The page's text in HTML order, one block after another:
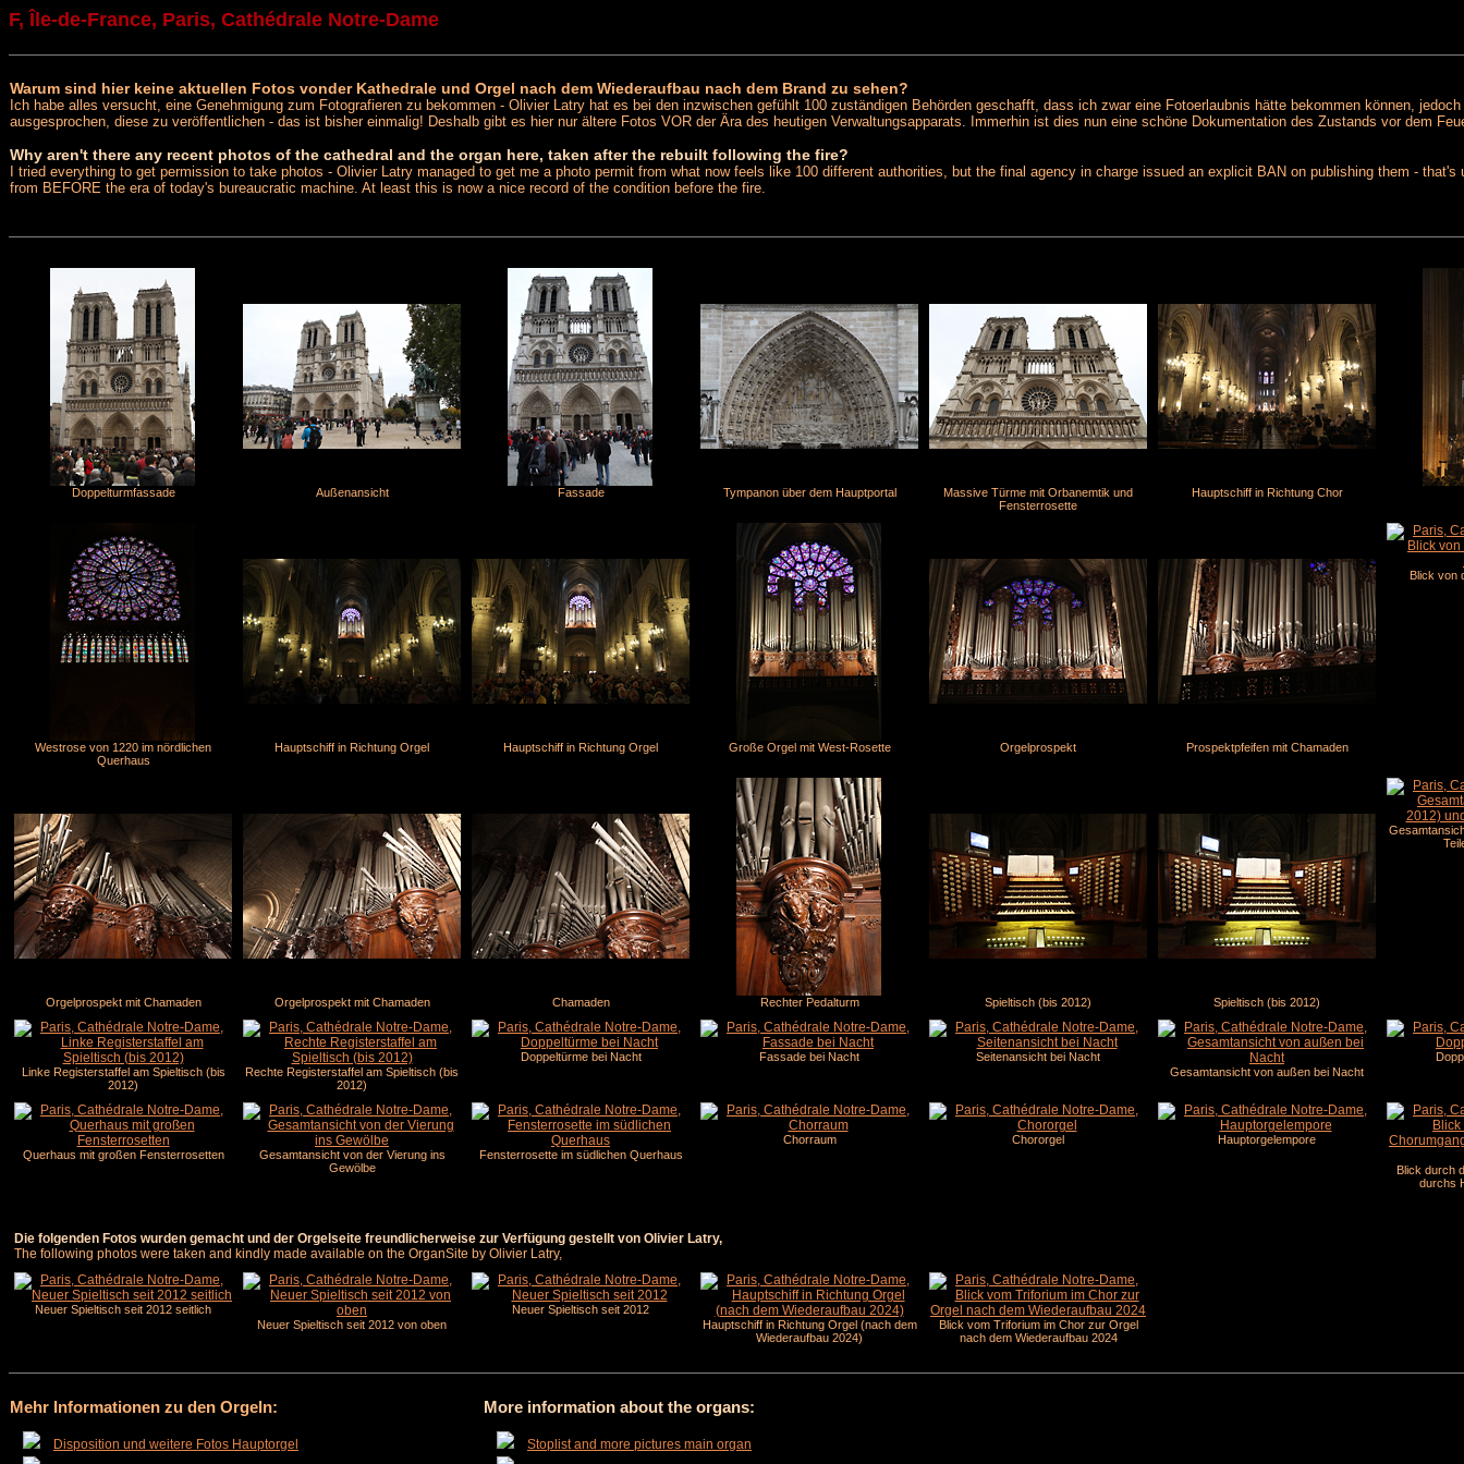
F, Île-de-France, Paris, Cathédrale Notre-Dame
Warum sind hier keine aktuellen Fotos vonder Kathedrale und Orgel nach dem Wiederaufbau nach dem Brand zu sehen?
Ich habe alles versucht, eine Genehmigung zum Fotografieren zu bekommen - Olivier Latry hat es bei den inzwischen gefühlt 100 zuständigen Behörden geschafft, dass ich zwar eine Fotoerlaubnis hätte bekommen können,
ausgesprochen, diese zu veröffentlichen - das ist bisher einmalig! Deshalb gibt es hier nur ältere Fotos VOR der Ära des heutigen Verwaltungsapparats. Immerhin ist dies nun eine schöne Dokumentation des Zustands vor dem
Why aren't there any recent photos of the cathedral and the organ here, taken after the rebuilt following the fire?
I tried everything to get permission to take photos - Olivier Latry managed to get me a photo permit from what now feels like 100 different authorities, but the final agency in charge issued an explicit BAN on publishing them -
from BEFORE the era of today's bureaucratic machine. At least this is now a nice record of the condition before the fire.
Doppelturmfassade Außenansicht Fassade Tympanon über dem Hauptportal
Massive Türme mit Orbanemtik und
Fensterrosette
Hauptschiff in Richtung Chor
Westrose von 1220 im nördlichen
Querhaus
Hauptschiff in Richtung Orgel Hauptschiff in Richtung Orgel Große Orgel mit West-Rosette Orgelprospekt Prospektpfeifen mit Chamaden
Blick von
Orgelprospekt mit Chamaden Orgelprospekt mit Chamaden Chamaden Rechter Pedalturm Spieltisch (bis 2012) Spieltisch (bis 2012)
Linke Registerstaffel am Spieltisch (bis
2012)
Rechte Registerstaffel am Spieltisch (bis
2012)
Doppeltürme bei Nacht Fassade bei Nacht
Seitenansicht bei Nacht
Gesamtansicht von außen bei Nacht
Querhaus mit großen Fensterrosetten
Gesamtansicht von der Vierung ins
Gewölbe
Fensterrosette im südlichen Querhaus
Chorraum Chororgel Hauptorgelempore
Blick durch
durchs
Die folgenden Fotos wurden gemacht und der Orgelseite freundlicherweise zur Verfügung gestellt von Olivier Latry,
The following photos were taken and kindly made available on the OrganSite by Olivier Latry,
Neuer Spieltisch seit 2012 seitlich
Neuer Spieltisch seit 2012 von oben
Neuer Spieltisch seit 2012
Hauptschiff in Richtung Orgel (nach dem
Wiederaufbau 2024)
Blick vom Triforium im Chor zur Orgel
nach dem Wiederaufbau 2024
Mehr Informationen zu den Orgeln:
Disposition und weitere Fotos Hauptorgel
More information about the organs:
Stoplist and more pictures main organ